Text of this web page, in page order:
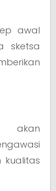
awal
sketsa
akan
kualitas